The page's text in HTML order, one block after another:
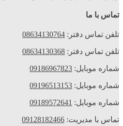
با ما
تماس دفتر: 08634130764
تماس دفتر: 08634130368
موبایل:09186967823
موبایل:09196513153
موبایل:09189572641
با مدیریت:09128182466